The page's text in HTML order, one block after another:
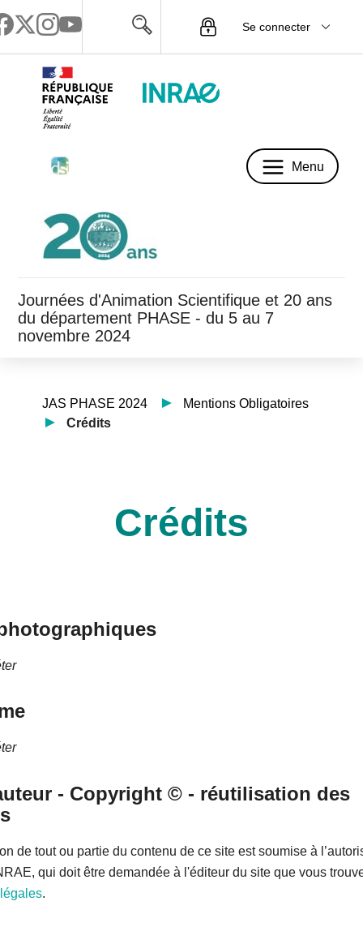
Se connecter
Menu
Journées d'Animation Scientifique et 20 ans
du département PHASE - du 5 au 7
novembre 2024
JAS PHASE 2024
Mentions Obligatoires
Crédits
Crédits
- Copyright © - réutilisation des
de tout ou partie du contenu de ce site est soumise à
qui doit être demandée à l'éditeur du site que vous
.